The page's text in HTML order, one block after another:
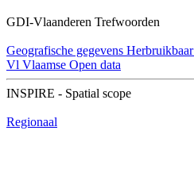
GDI-Vlaanderen Trefwoorden
Geografische gegevens Herbruikbaar
Vl Vlaamse Open data
INSPIRE - Spatial scope
Regionaal